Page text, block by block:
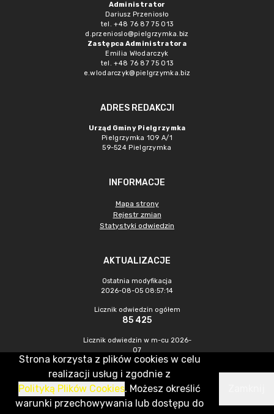
Administrator
Dariusz Przeniosło
tel. +48 76 87 75 013
d.przenioslo@pielgrzymka.biz
Zastępca Administratora
Emilia Włodarczyk
tel. +48 76 87 75 013
e.wlodarczyk@pielgrzymka.biz
ADRES REDAKCJI
Urząd Gminy Pielgrzymka
Pielgrzymka 109 A/1
59-524 Pielgrzymka
INFORMACJE
Mapa strony
Rejestr zmian
Statystyki odwiedzin
AKTUALIZACJE
Ostatnia modyfikacja
2026-08-05 08:57:14
Licznik odwiedzin ogółem
85 425
Licznik odwiedzin w m-cu 2026-
07
192
CMS & Hosting: Nefeni Sp. z o.o.
Strona korzysta z plików cookies w celu
realizacji usług i zgodnie z
Polityką Plików Cookies. Możesz określić
warunki przechowywania lub dostępu do